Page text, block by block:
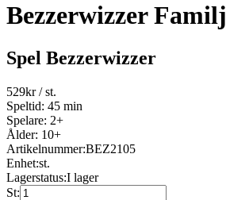
Bezzerwizzer Familj
Spel Bezzerwizzer
529kr/ st.
Speltid: 45 min
Spelare: 2+
Ålder: 10+
Artikelnummer:BEZ2105
Enhet:st.
Lagerstatus:I lager
St: